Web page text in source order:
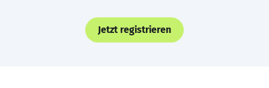
Jetzt registrieren